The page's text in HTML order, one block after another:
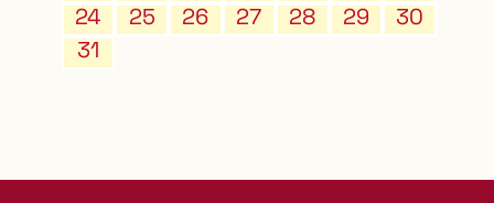
24
25 26 27 28 29
30
31